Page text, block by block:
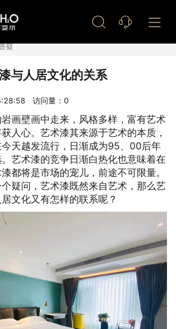
疑
与人居文化的关系
访问量： 0
画壁画中走来，风格多样，富有艺术
人心。艺术漆其来源于艺术的本质，
天越发流行，日渐成为95、00后年
艺术漆的竞争日渐白热化也意味着在
都将是市场的宠儿，前途不可限量。
疑问，艺术漆既然来自艺术，那么艺
文化又有怎样的联系呢？